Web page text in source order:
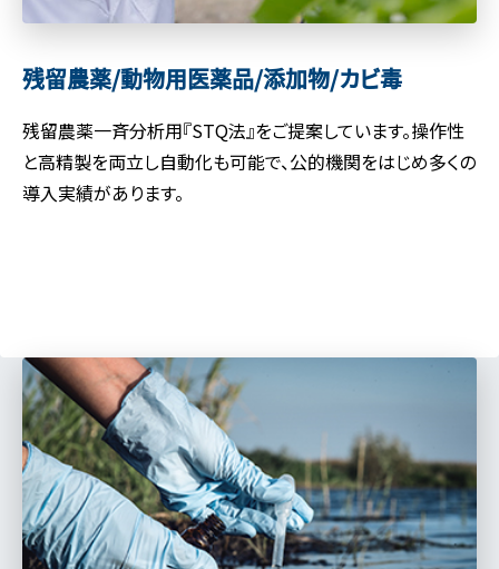
残留農薬/動物用医薬品/添加物/カビ毒
残留農薬一斉分析用『STQ法』をご提案しています。操作性
と高精製を両立し自動化も可能で、公的機関をはじめ多くの
導入実績があります。